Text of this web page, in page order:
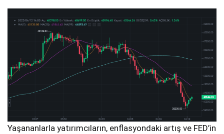
Yaşananlarla yatırımcıların, enflasyondaki artış ve FED’in